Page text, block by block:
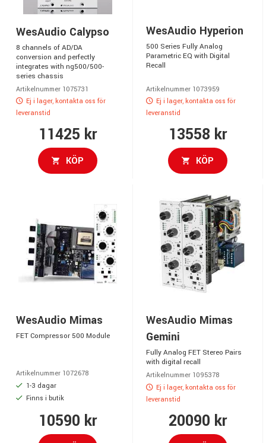
WesAudio Calypso
8 channels of AD/DA
conversion and perfectly
integrates with ng500/500-
series chassis
Artikelnummer 1075731
Ej i lager, kontakta oss för
leveranstid
11425 kr
KÖP
WesAudio Hyperion
500 Series Fully Analog
Parametric EQ with Digital
Recall
Artikelnummer 1073959
Ej i lager, kontakta oss för
leveranstid
13558 kr
KÖP
WesAudio Mimas
FET Compressor 500 Module
Artikelnummer 1072678
1-3 dagar
Finns i butik
10590 kr
WesAudio Mimas
Gemini
Fully Analog FET Stereo Pairs
with digital recall
Artikelnummer 1095378
Ej i lager, kontakta oss för
leveranstid
20090 kr